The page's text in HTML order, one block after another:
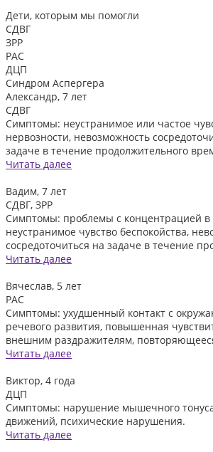
Дети, которым мы помогли
СДВГ
ЗРР
РАС
ДЦП
Синдром Аспергера
Александр, 7 лет
СДВГ
Симптомы: неустранимое или частое
нервозности, невозможность
задаче в течение продолжительного
Читать далее
Вадим, 7 лет
СДВГ, ЗРР
Симптомы: проблемы с концентрацией в
неустранимое чувство беспокойства,
сосредоточиться на задаче в течение
Читать далее
Вячеслав, 5 лет
РАС
Симптомы: ухудшенный контакт с
речевого развития, повышенная
внешним раздражителям,
Читать далее
Виктор, 4 года
ДЦП
Симптомы: нарушение мышечного
движений, психические нарушения.
Читать далее